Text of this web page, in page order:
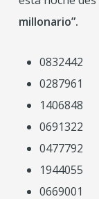
millonario”.
0832442
0287961
1406848
0691322
0477792
1944055
0669001